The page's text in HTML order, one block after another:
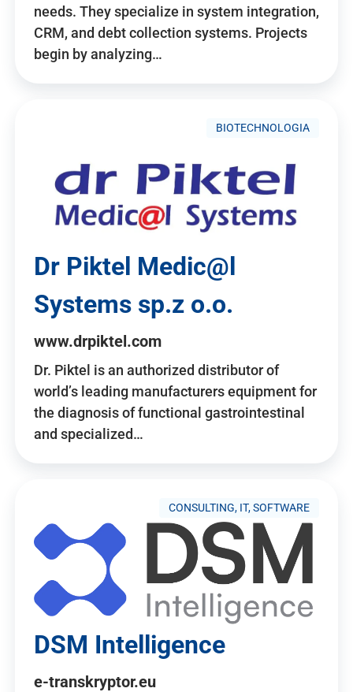
needs. They specialize in system integration,
CRM, and debt collection systems. Projects
begin by analyzing…
BIOTECHNOLOGIA
Dr Piktel Medic@l
Systems sp.z o.o.
www.drpiktel.com
Dr. Piktel is an authorized distributor of
world’s leading manufacturers equipment for
the diagnosis of functional gastrointestinal
and specialized…
CONSULTING, IT, SOFTWARE
DSM Intelligence
e-transkryptor.eu